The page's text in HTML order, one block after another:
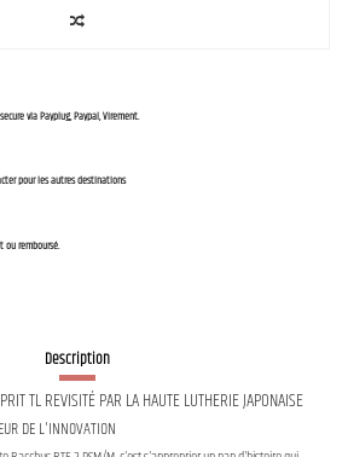
via Payplug, Paypal, Virement.
pour les autres destinations
ou remboursé.
Description
TL REVISITÉ PAR LA HAUTE LUTHERIE JAPONAISE
DE L'INNOVATION